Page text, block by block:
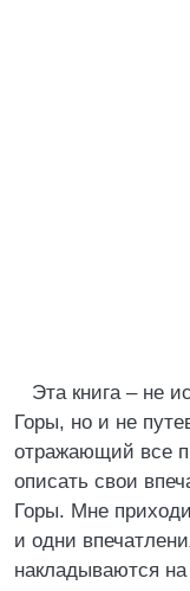
Эта книга – не
Горы, но и не
отражающий все
описать свои
Горы. Мне
и одни
накладываются